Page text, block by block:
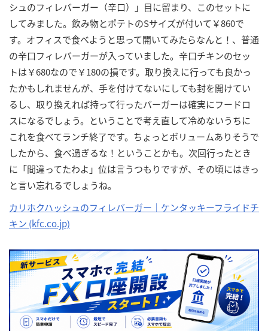
シュのフィレバーガー（辛口）」目に留まり、このセットに
してみました。飲み物とポテトのSサイズが付いて￥860で
す。オフィスで食べようと思って開いてみたらなんと！、普通
の辛口フィレバーガーが入っていました。辛口チキンのセッ
トは￥680なので￥180の損です。取り換えに行っても良かっ
たかもしれませんが、手を付けてないにしても封を開けてい
るし、取り換えれば持って行ったバーガーは確実にフードロ
スになるでしょう。ということで考え直して冷めないうちに
これを食べてランチ終了です。ちょっとボリュームありそうで
したから、食べ過ぎるな！ということかも。次回行ったとき
に「間違ってたわよ」位は言うつもりですが、その頃にはきっ
と言い忘れるでしょうね。
カリホクハッシュのフィレバーガー｜ケンタッキーフライドチ
キン (kfc.co.jp)